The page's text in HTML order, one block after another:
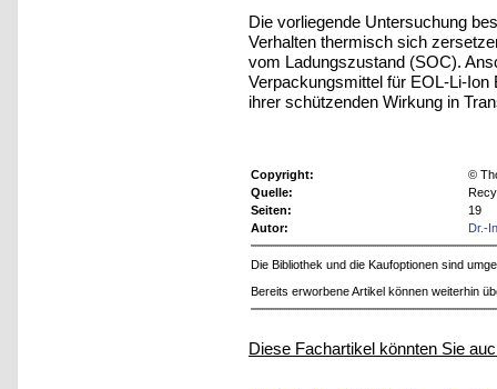
Die vorliegende Untersuchung
Verhalten thermisch sich
vom Ladungszustand (SOC).
Verpackungsmittel für EOL-Li-
ihrer schützenden Wirkung in
Copyright:
©
Quelle:
Seiten:
19
Autor:
Dr.-
Die Bibliothek und die Kaufoptionen sind
Bereits erworbene Artikel können weiterhin
Diese Fachartikel könnten Sie